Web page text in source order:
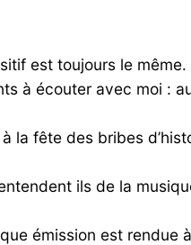
est toujours le même.
à écouter avec moi :
la fête des bribes
ils de la
émission est rendue